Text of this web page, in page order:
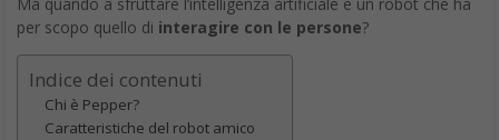
Ma quando a sfruttare l’intelligenza artificiale è un robot che ha
per scopo quello di interagire con le persone?
Indice dei contenuti
Chi è Pepper?
Caratteristiche del robot amico